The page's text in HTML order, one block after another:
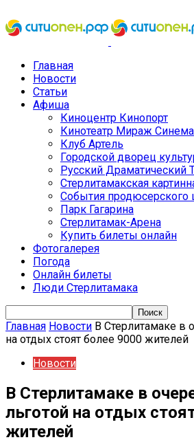
Главная
Новости
Статьи
Афиша
Киноцентр Кинопорт
Кинотеатр Мираж Синема
Клуб Артель
Городской дворец
Русский Драматический
Стерлитамакская
События продюсерского
Парк Гагарина
Стерлитамак-Арена
Купить билеты онлайн
Фотогалерея
Погода
Онлайн билеты
Люди Стерлитамака
Главная Новости В Стерлитамаке в
на отдых стоят более 9000 жителей
Новости
В Стерлитамаке в
льготой на отдых
жителей